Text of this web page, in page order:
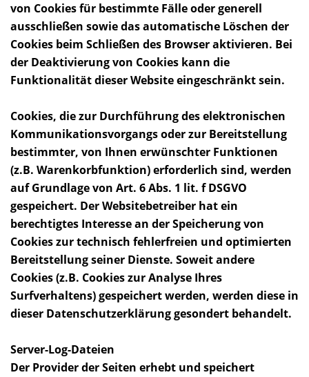
von Cookies für bestimmte Fälle oder generell
ausschließen sowie das automatische Löschen der
Cookies beim Schließen des Browser aktivieren. Bei
der Deaktivierung von Cookies kann die
Funktionalität dieser Website eingeschränkt sein.
Cookies, die zur Durchführung des elektronischen
Kommunikationsvorgangs oder zur Bereitstellung
bestimmter, von Ihnen erwünschter Funktionen
(z.B. Warenkorbfunktion) erforderlich sind, werden
auf Grundlage von Art. 6 Abs. 1 lit. f DSGVO
gespeichert. Der Websitebetreiber hat ein
berechtigtes Interesse an der Speicherung von
Cookies zur technisch fehlerfreien und optimierten
Bereitstellung seiner Dienste. Soweit andere
Cookies (z.B. Cookies zur Analyse Ihres
Surfverhaltens) gespeichert werden, werden diese in
dieser Datenschutzerklärung gesondert behandelt.
Server-Log-Dateien
Der Provider der Seiten erhebt und speichert